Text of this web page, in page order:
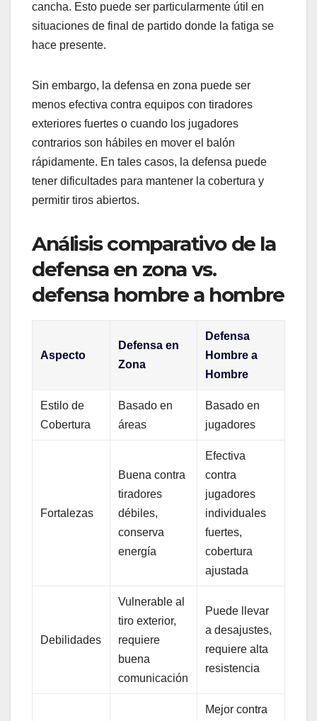
cancha. Esto puede ser particularmente útil en
situaciones de final de partido donde la fatiga se
hace presente.
Sin embargo, la defensa en zona puede ser
menos efectiva contra equipos con tiradores
exteriores fuertes o cuando los jugadores
contrarios son hábiles en mover el balón
rápidamente. En tales casos, la defensa puede
tener dificultades para mantener la cobertura y
permitir tiros abiertos.
Análisis comparativo de la
defensa en zona vs.
defensa hombre a hombre
Aspecto
Defensa en
Zona
Defensa
Hombre a
Hombre
Estilo de
Cobertura
Basado en
áreas
Basado en
jugadores
Fortalezas
Buena contra
tiradores
débiles,
conserva
energía
Efectiva
contra
jugadores
individuales
fuertes,
cobertura
ajustada
Debilidades
Vulnerable al
tiro exterior,
requiere
buena
comunicación
Puede llevar
a desajustes,
requiere alta
resistencia
Mejor contra